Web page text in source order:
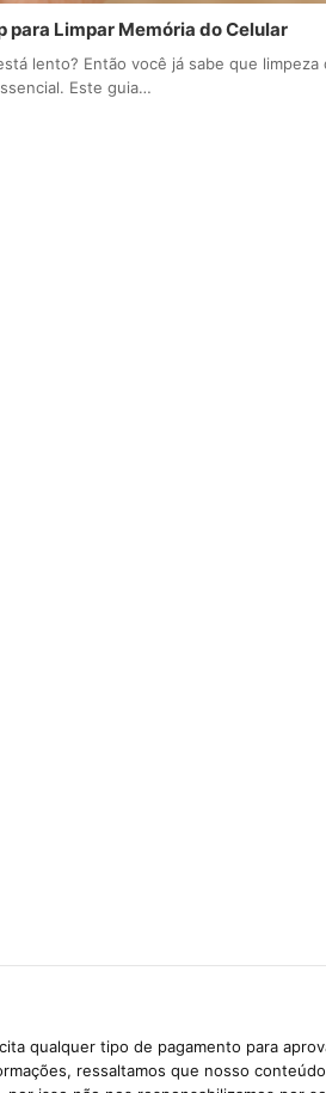
para Limpar Memória do Celular
lento? Então você já sabe que limpeza
Este guia…
qualquer tipo de pagamento para
ressaltamos que nosso